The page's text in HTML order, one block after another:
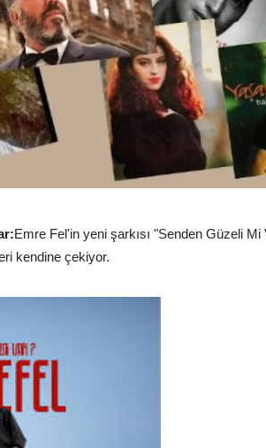
Emre Fel'in yeni şarkısı "Senden Güzeli
kendine çekiyor.